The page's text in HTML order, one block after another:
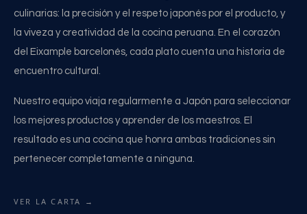
culinarias: la precisión y el respeto japonés por el producto, y
la viveza y creatividad de la cocina peruana. En el corazón
del Eixample barcelonés, cada plato cuenta una historia de
encuentro cultural.
Nuestro equipo viaja regularmente a Japón para seleccionar
los mejores productos y aprender de los maestros. El
resultado es una cocina que honra ambas tradiciones sin
pertenecer completamente a ninguna.
VER LA CARTA →